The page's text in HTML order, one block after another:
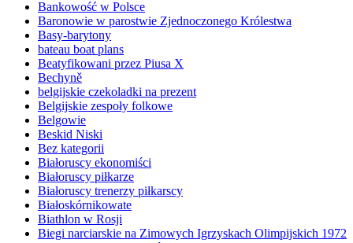
Bankowość w Polsce
Baronowie w parostwie Zjednoczonego Królestwa
Basy-barytony
bateau boat plans
Beatyfikowani przez Piusa X
Bechyně
belgijskie czekoladki na prezent
Belgijskie zespoły folkowe
Belgowie
Beskid Niski
Bez kategorii
Białoruscy ekonomiści
Białoruscy piłkarze
Białoruscy trenerzy piłkarscy
Białoskórnikowate
Biathlon w Rosji
Biegi narciarskie na Zimowych Igrzyskach Olimpijskich 1972